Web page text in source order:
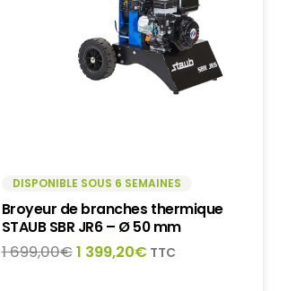
DISPONIBLE SOUS 6 SEMAINES
Broyeur de branches thermique
STAUB SBR JR6 – Ø 50 mm
1 699,00€Le
1 399,20€Le
TTC